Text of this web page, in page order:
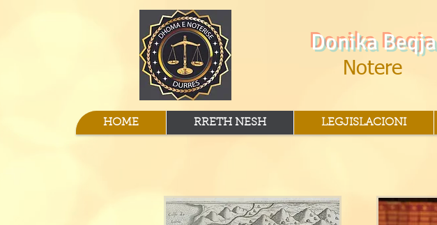
Donika Beqja
Notere
HOME RRETH NESH LEGJISLACIONI